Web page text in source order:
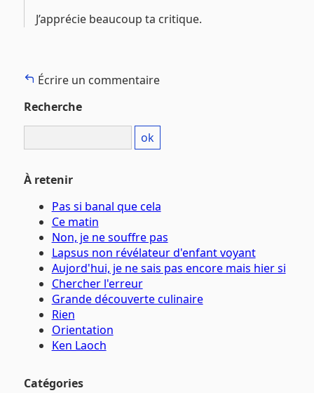
J’apprécie beaucoup ta critique.
Écrire un commentaire
Recherche
À retenir
Pas si banal que cela
Ce matin
Non, je ne souffre pas
Lapsus non révélateur d'enfant voyant
Aujord'hui, je ne sais pas encore mais hier si
Chercher l'erreur
Grande découverte culinaire
Rien
Orientation
Ken Laoch
Catégories